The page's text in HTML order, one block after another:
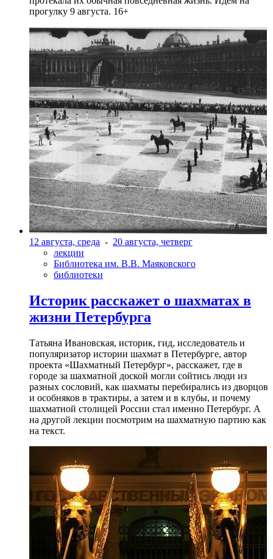
прогулку 9 августа. 16+
12 августа, среда - 20 августа, четверг
лекции
Библиотека им. В.В. Маяковского
библиотеки
Историк расскажет о шахматах в
жизни Петербурга
Татьяна Ивановская, историк, гид, исследователь и
популяризатор истории шахмат в Петербурге, автор
проекта «Шахматный Петербург», расскажет, где в
городе за шахматной доской могли сойтись люди из
разных сословий, как шахматы перебирались из дворцов
и особняков в трактиры, а затем и в клубы, и почему
шахматной столицей России стал именно Петербург. А
на другой лекции посмотрим на шахматную партию как
на текст.